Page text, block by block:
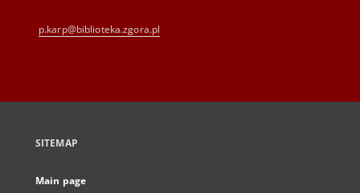
p.karp@biblioteka.zgora.pl
SITEMAP
Main page